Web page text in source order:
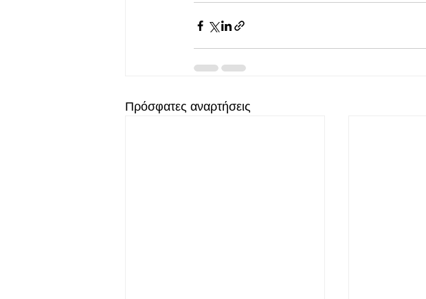
Πρόσφατες αναρτήσεις